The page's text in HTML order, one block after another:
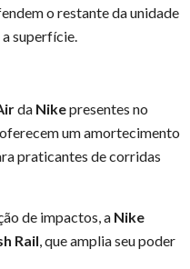
o restante da unidade
superfície.
da Nikepresentes no
oferecem um amortecimento
praticantes de corridas
de impactos, a Nike
Rail, que amplia seu poder